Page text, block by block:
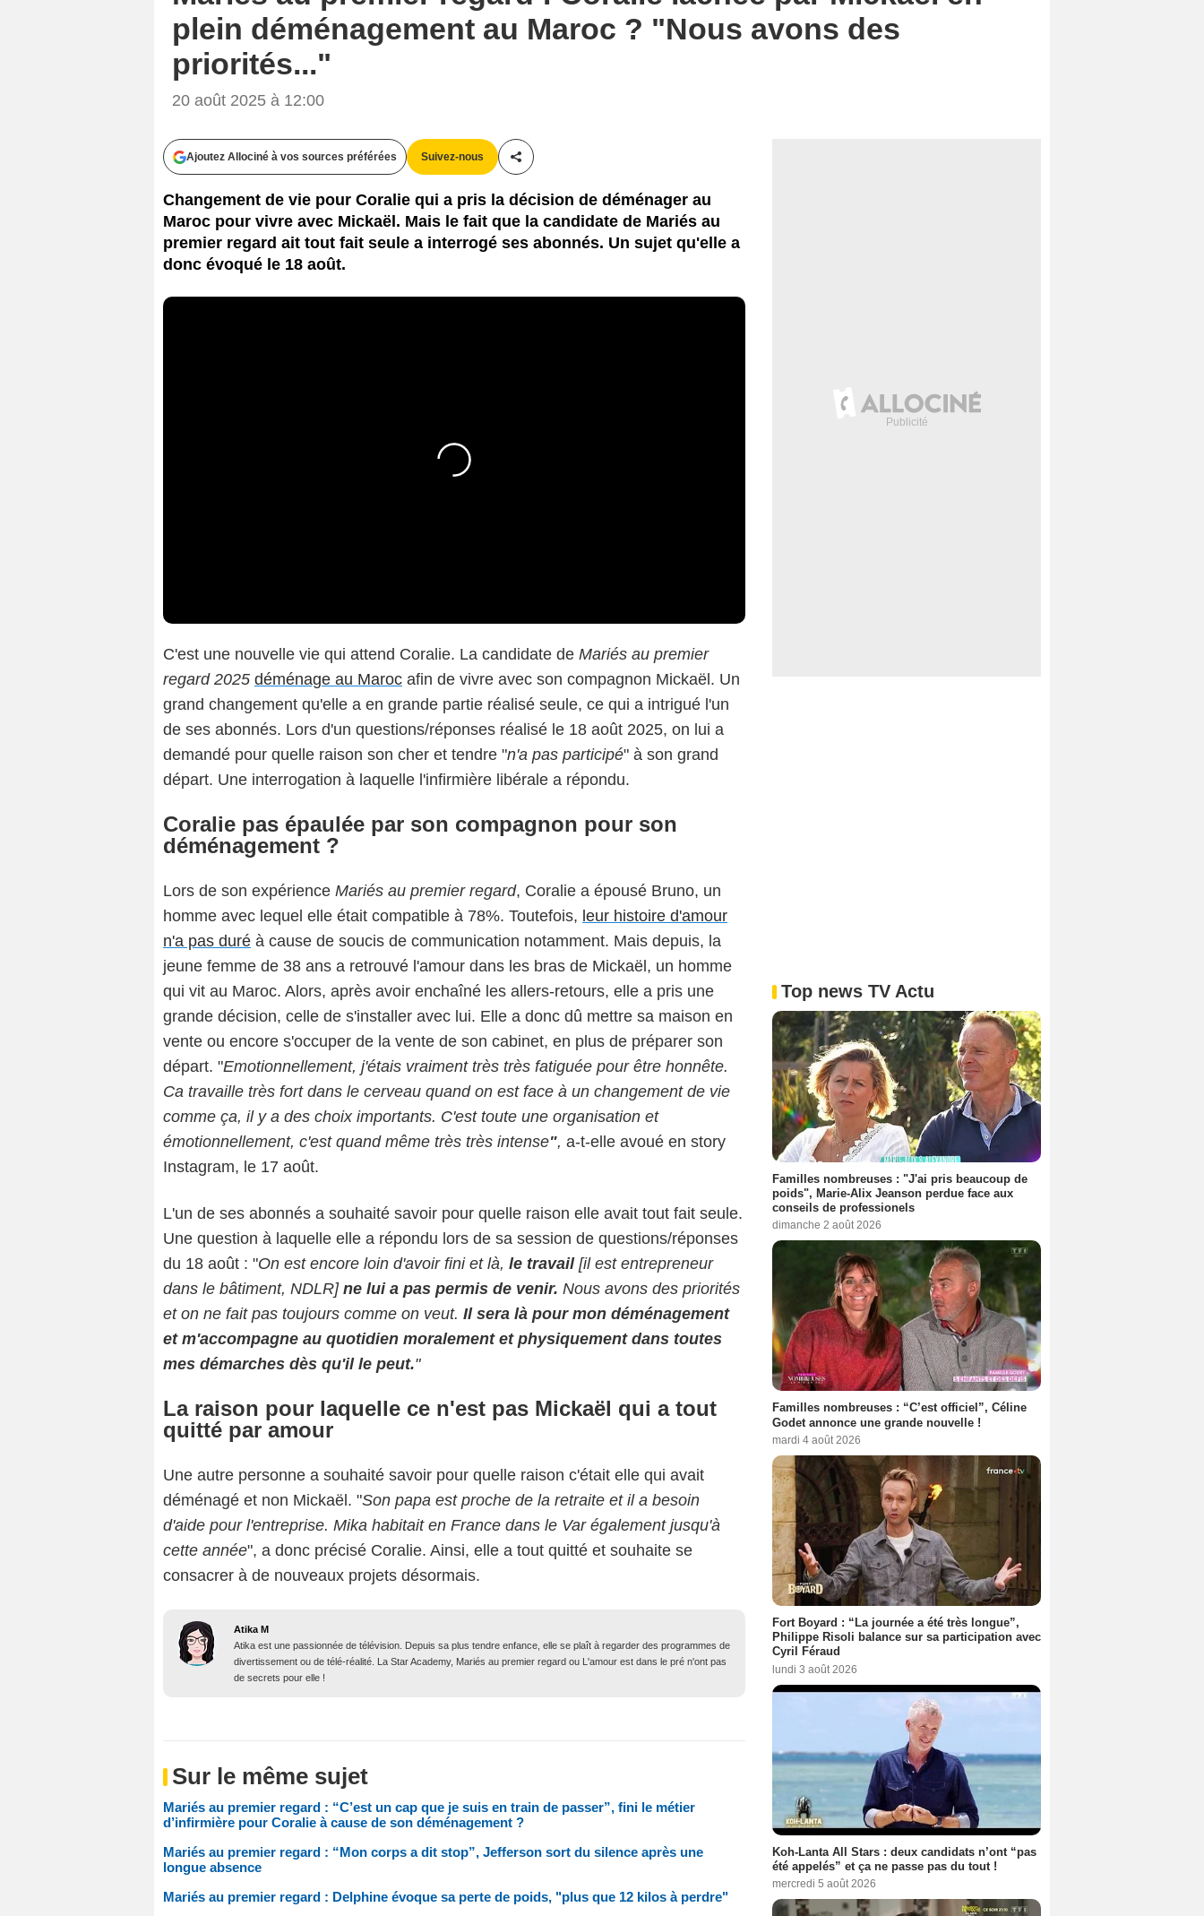
plein déménagement au Maroc ? "Nous avons des
priorités..."
20 août 2025 à 12:00
Ajoutez Allociné à vos sources préférées Suivez-nous
Partager cet article
Changement de vie pour Coralie qui a pris la décision de déménager au
Maroc pour vivre avec Mickaël. Mais le fait que la candidate de Mariés au
premier regard ait tout fait seule a interrogé ses abonnés. Un sujet qu'elle a
donc évoqué le 18 août.
C'est une nouvelle vie qui attend Coralie. La candidate de Mariés au premier
regard 2025 déménage au Maroc afin de vivre avec son compagnon Mickaël. Un
grand changement qu'elle a en grande partie réalisé seule, ce qui a intrigué l'un
de ses abonnés. Lors d'un questions/réponses réalisé le 18 août 2025, on lui a
demandé pour quelle raison son cher et tendre "n'a pas participé" à son grand
départ. Une interrogation à laquelle l'infirmière libérale a répondu.
Coralie pas épaulée par son compagnon pour son
déménagement ?
Lors de son expérience Mariés au premier regard, Coralie a épousé Bruno, un
homme avec lequel elle était compatible à 78%. Toutefois, leur histoire d'amour
n'a pas duré à cause de soucis de communication notamment. Mais depuis, la
jeune femme de 38 ans a retrouvé l'amour dans les bras de Mickaël, un homme
qui vit au Maroc. Alors, après avoir enchaîné les allers-retours, elle a pris une
grande décision, celle de s'installer avec lui. Elle a donc dû mettre sa maison en
vente ou encore s'occuper de la vente de son cabinet, en plus de préparer son
départ. "Emotionnellement, j'étais vraiment très très fatiguée pour être honnête.
Ca travaille très fort dans le cerveau quand on est face à un changement de vie
comme ça, il y a des choix importants. C'est toute une organisation et
émotionnellement, c'est quand même très très intense", a-t-elle avoué en story
Instagram, le 17 août.
L'un de ses abonnés a souhaité savoir pour quelle raison elle avait tout fait seule.
Une question à laquelle elle a répondu lors de sa session de questions/réponses
du 18 août : "On est encore loin d'avoir fini et là, le travail [il est entrepreneur
dans le bâtiment, NDLR] ne lui a pas permis de venir. Nous avons des priorités
et on ne fait pas toujours comme on veut. Il sera là pour mon déménagement
et m'accompagne au quotidien moralement et physiquement dans toutes
mes démarches dès qu'il le peut."
La raison pour laquelle ce n'est pas Mickaël qui a tout
quitté par amour
Une autre personne a souhaité savoir pour quelle raison c'était elle qui avait
déménagé et non Mickaël. "Son papa est proche de la retraite et il a besoin
d'aide pour l'entreprise. Mika habitait en France dans le Var également jusqu'à
cette année", a donc précisé Coralie. Ainsi, elle a tout quitté et souhaite se
consacrer à de nouveaux projets désormais.
Atika M
Atika est une passionnée de télévision. Depuis sa plus tendre enfance, elle se plaît à regarder des programmes de
divertissement ou de télé-réalité. La Star Academy, Mariés au premier regard ou L'amour est dans le pré n'ont pas
de secrets pour elle !
Sur le même sujet
Mariés au premier regard : “C’est un cap que je suis en train de passer”, fini le métier
d’infirmière pour Coralie à cause de son déménagement ?
Mariés au premier regard : “Mon corps a dit stop”, Jefferson sort du silence après une
longue absence
Mariés au premier regard : Delphine évoque sa perte de poids, "plus que 12 kilos à perdre"
Top news TV Actu
Familles nombreuses : "J'ai pris beaucoup de
poids", Marie-Alix Jeanson perdue face aux
conseils de professionels
dimanche 2 août 2026
Familles nombreuses : “C’est officiel”, Céline
Godet annonce une grande nouvelle !
mardi 4 août 2026
Fort Boyard : “La journée a été très longue”,
Philippe Risoli balance sur sa participation avec
Cyril Féraud
lundi 3 août 2026
Koh-Lanta All Stars : deux candidats n’ont “pas
été appelés” et ça ne passe pas du tout !
mercredi 5 août 2026